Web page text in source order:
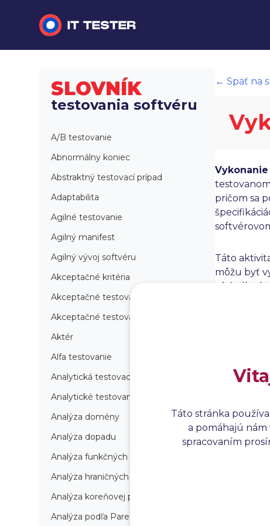
Automatizované testovanie
Slovník
SLOVNÍK
testovania softvéru
A/B testovanie
Abnormálny koniec
Abstraktný testovací prípad
Adaptabilita
Agilné testovanie
Agilný manifest
Agilný vývoj softvéru
Akceptačné kritéria
Akceptačné testovanie
Akceptačné testovanie produkcie
Aktér
Alfa testovanie
Analytická testovacia stratégia
Analytické testovanie
Analýza domény
Analýza dopadu
Analýza funkčných bodov
Analýza hraničných hodnôt
Analýza koreňovej príčiny
Analýza podľa Paretovej metódy
← Späť na
pričom sa
Táto
môžu byť
výsledky,
produkt
Táto stránka
a pomáhajú nám
spracovaním